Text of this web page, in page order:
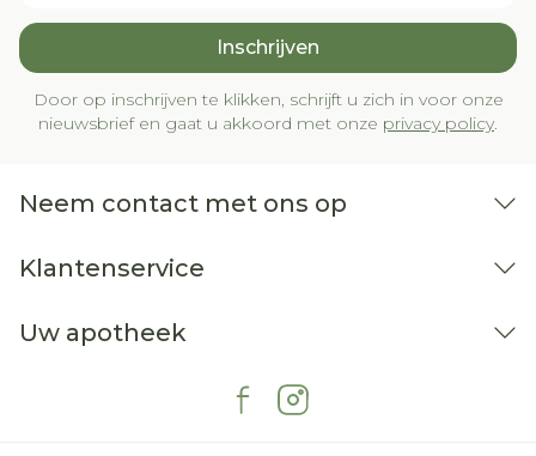
Inschrijven
Door op inschrijven te klikken, schrijft u zich in voor onze
nieuwsbrief en gaat u akkoord met onze privacy policy.
Neem contact met ons op
Klantenservice
Uw apotheek